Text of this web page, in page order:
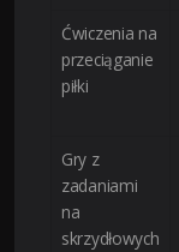
Ćwiczenia na
przeciąganie
piłki
Gry z
zadaniami
na
skrzydłowych